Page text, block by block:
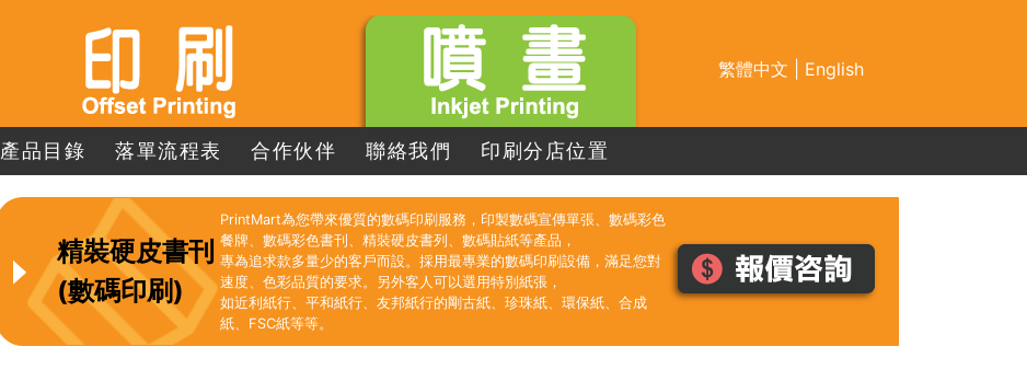
繁體中文 English
產品目錄 落單流程表 合作伙伴 聯絡我們 印刷分店位置
精裝硬皮書刊
(數碼印刷)
PrintMart為您帶來優質的數碼印刷服務，印製數碼宣傳單張、數碼彩色
餐牌、數碼彩色書刊、精裝硬皮書列、數碼貼紙等產品，
專為追求款多量少的客戶而設。採用最專業的數碼印刷設備，滿足您對
速度、色彩品質的要求。另外客人可以選用特別紙張，
如近利紙行、平和紙行、友邦紙行的剛古紙、珍珠紙、環保紙、合成
紙、FSC紙等等。